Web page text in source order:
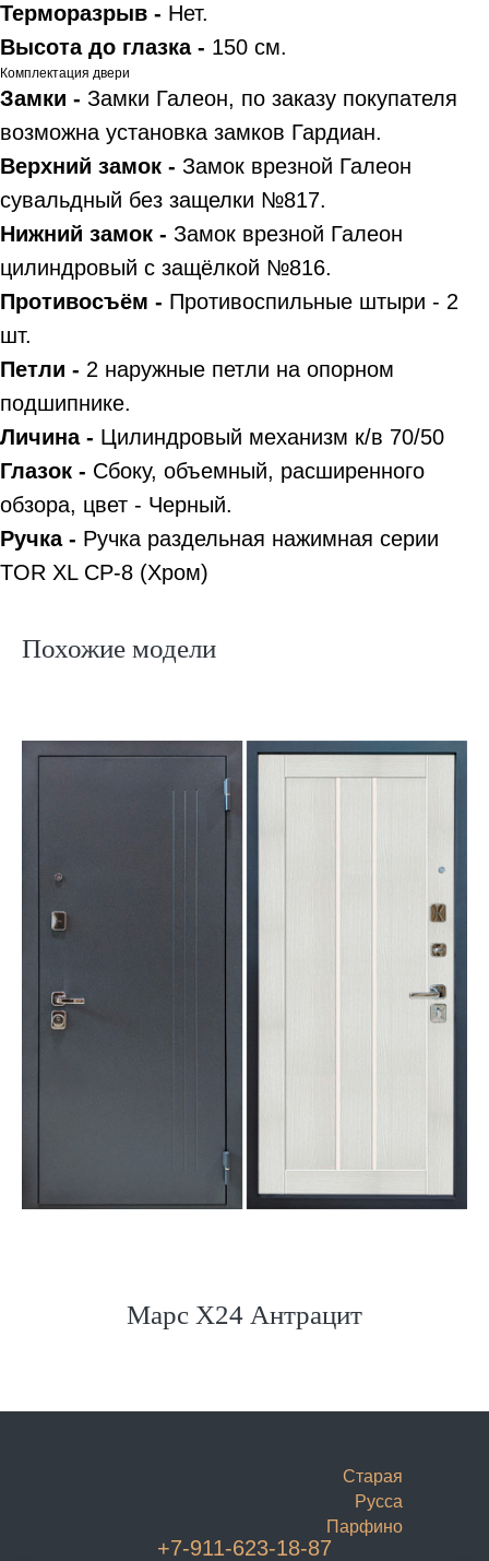
Терморазрыв - Нет.
Высота до глазка - 150 см.
Комплектация двери
Замки - Замки Галеон, по заказу покупателя
возможна установка замков Гардиан.
Верхний замок - Замок врезной Галеон
сувальдный без защелки №817.
Нижний замок - Замок врезной Галеон
цилиндровый с защёлкой №816.
Противосъём - Противоспильные штыри - 2
шт.
Петли - 2 наружные петли на опорном
подшипнике.
Личина - Цилиндровый механизм к/в 70/50
Глазок - Сбоку, объемный, расширенного
обзора, цвет - Черный.
Ручка - Ручка раздельная нажимная серии
TOR XL CP-8 (Хром)
Похожие модели
Марс Х24 Антрацит
Старая
Русса
Парфино
+7-911-623-18-87